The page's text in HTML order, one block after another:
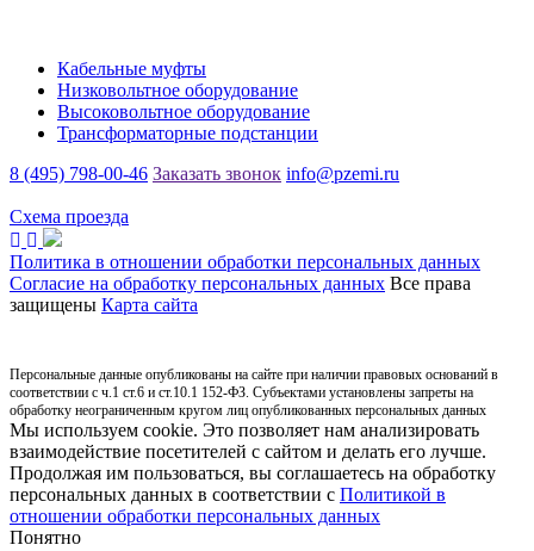
Кабельные муфты
Низковольтное оборудование
Высоковольтное оборудование
Трансформаторные подстанции
8 (495) 798-00-46 Заказать звонок info@pzemi.ru
Схема проезда
Политика в отношении обработки персональных данных
Согласие на обработку персональных данных Все права
защищены Карта сайта
Персональные данные опубликованы на сайте при наличии правовых оснований в
соответствии с ч.1 ст.6 и ст.10.1 152-ФЗ. Субъектами установлены запреты на
обработку неограниченным кругом лиц опубликованных персональных данных
Мы используем cookie. Это позволяет нам анализировать
взаимодействие посетителей с сайтом и делать его лучше.
Продолжая им пользоваться, вы соглашаетесь на обработку
персональных данных в соответствии с Политикой в
отношении обработки персональных данных
Понятно